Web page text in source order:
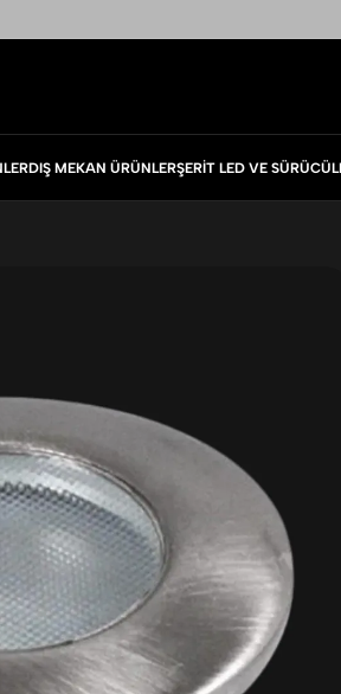
DIŞ MEKAN ÜRÜNLERŞERIT LED VE